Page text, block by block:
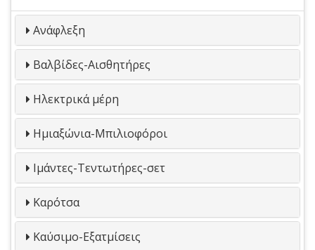
Ανάφλεξη
Βαλβίδες-Αισθητήρες
Ηλεκτρικά μέρη
Ημιαξώνια-Μπιλιοφόροι
Ιμάντες-Τεντωτήρες-σετ
Καρότσα
Καύσιμο-Εξατμίσεις